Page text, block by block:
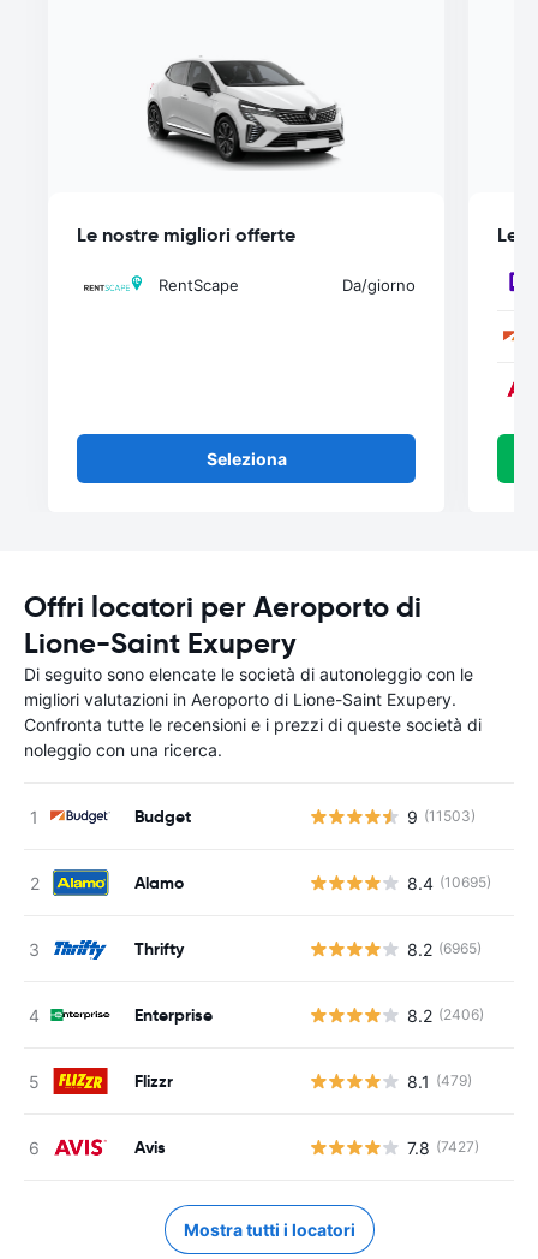
Le nostre migliori offerte
RentScape Da/giorno
Seleziona
Le
Offri locatori per Aeroporto di
Lione-Saint Exupery
Di seguito sono elencate le società di autonoleggio con le
migliori valutazioni in Aeroporto di Lione-Saint Exupery.
Confronta tutte le recensioni e i prezzi di queste società di
noleggio con una ricerca.
Budget 9 (11503)
Alamo 8.4 (10695)
Thrifty 8.2 (6965)
Enterprise 8.2 (2406)
Flizzr 8.1 (479)
Avis 7.8 (7427)
Mostra tutti i locatori